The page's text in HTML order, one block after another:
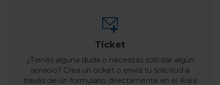
Ticket
¿Tienes alguna duda o necesitas solicitar algún
servicio? Crea un ticket o envía tu solicitud a
través de un formulario directamente en el Área